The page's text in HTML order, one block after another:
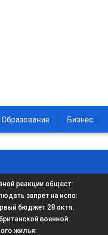
Образование Бизнес
реакции общест:
запрет на испо:
бюджет 28 октя:
военной:
жилья: